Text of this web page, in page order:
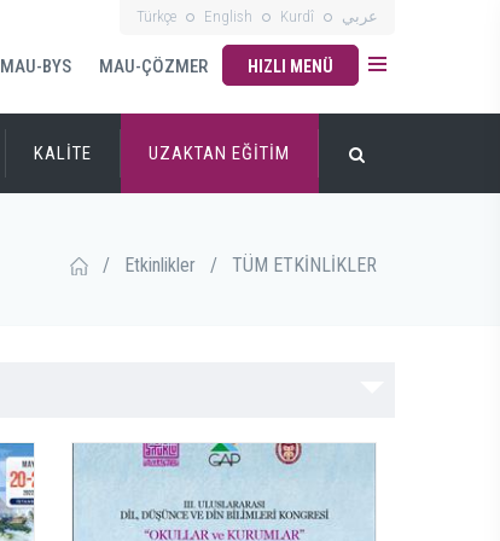
Türkçe English Kurdî عربي
MAU-BYS MAU-ÇÖZMER HIZLI MENÜ
KALİTE UZAKTAN EĞİTİM
/ Etkinlikler / TÜM ETKİNLİKLER